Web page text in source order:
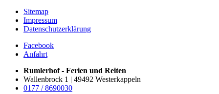
Sitemap
Impressum
Datenschutzerklärung
Facebook
Anfahrt
Rumlerhof - Ferien und Reiten
Wallenbrock 1 | 49492 Westerkappeln
0177 / 8690030